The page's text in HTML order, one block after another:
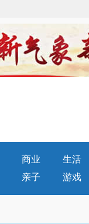
商业
生活
亲子 游戏